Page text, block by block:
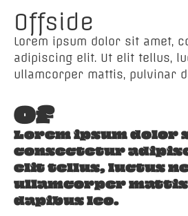
Offside
Lorem ipsum dolor sit amet,
adipiscing elit. Ut elit tellus,
ullamcorper mattis, pulvinar
Of
Lorem ipsum dolor
consectetur
elit tellus, luctus
ullamcorper
dapibus leo.